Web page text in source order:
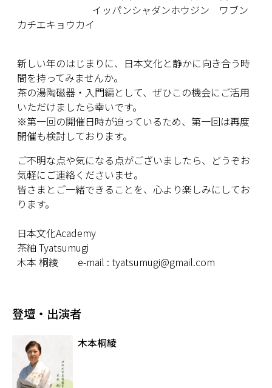
イッパンシャダンホウジン ワブン
カチエキョウカイ
新しい年のはじまりに、日本文化と静かに向き合う時
間を持ってみませんか。
茶の湯陶磁器・入門編として、ぜひこの機会にご活用
いただけましたら幸いです。
※第一回の開催日時が迫っているため、第一回は再度
開催も検討しております。
ご不明な点や気になる点がございましたら、どうぞお
気軽にご連絡くださいませ。
皆さまとご一緒できることを、心より楽しみにしてお
ります。
日本文化Academy
茶紬 Tyatsumugi
木本 桐綾 e-mail : tyatsumugi@gmail.com
登壇・出演者
木本桐綾